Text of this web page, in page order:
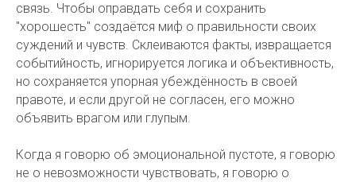
связь. Чтобы оправдать себя и сохранить
"хорошесть" создаётся миф о правильности своих
суждений и чувств. Склеиваются факты, извращается
событийность, игнорируется логика и объективность,
но сохраняется упорная убеждённость в своей
правоте, и если другой не согласен, его можно
объявить врагом или глупым.
Когда я говорю об эмоциональной пустоте, я говорю
не о невозможности чувствовать, я говорю о